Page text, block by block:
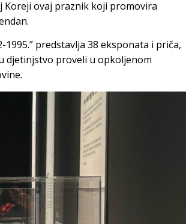
Koreji ovaj praznik koji promovira
predstavlja 38 eksponata i priča,
djetinjstvo proveli u opkoljenom